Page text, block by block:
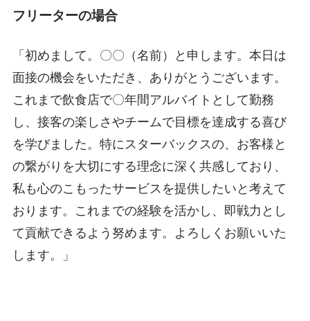
フリーターの場合
「初めまして。〇〇（名前）と申します。本日は
面接の機会をいただき、ありがとうございます。
これまで飲食店で〇年間アルバイトとして勤務
し、接客の楽しさやチームで目標を達成する喜び
を学びました。特にスターバックスの、お客様と
の繋がりを大切にする理念に深く共感しており、
私も心のこもったサービスを提供したいと考えて
おります。これまでの経験を活かし、即戦力とし
て貢献できるよう努めます。よろしくお願いいた
します。」